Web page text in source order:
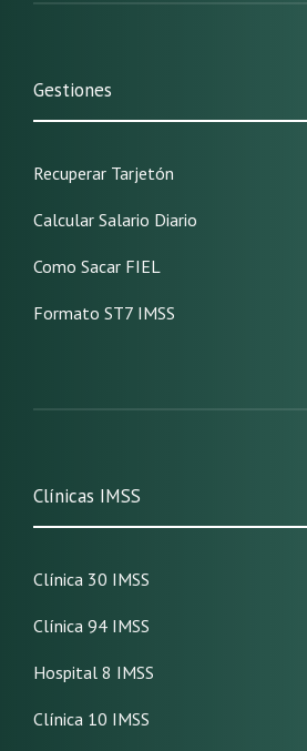
Gestiones
Recuperar Tarjetón
Calcular Salario Diario
Como Sacar FIEL
Formato ST7 IMSS
Clínicas IMSS
Clínica 30 IMSS
Clínica 94 IMSS
Hospital 8 IMSS
Clínica 10 IMSS